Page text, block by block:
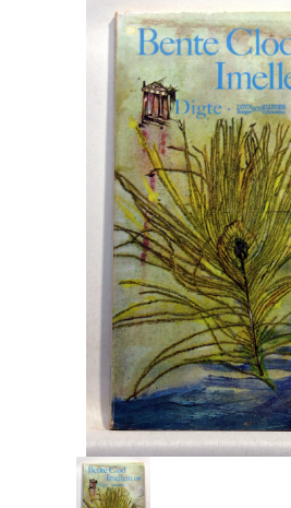
Drikkevare / Øl / Vin
Engelsk
Erhverv
Europa
Fantasy / Sciencefiction
Filosofi
Håndarbejde
Håndværk
Historie
Hobby